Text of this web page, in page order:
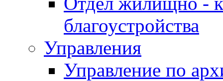
благоустройства
Управления
Управление по